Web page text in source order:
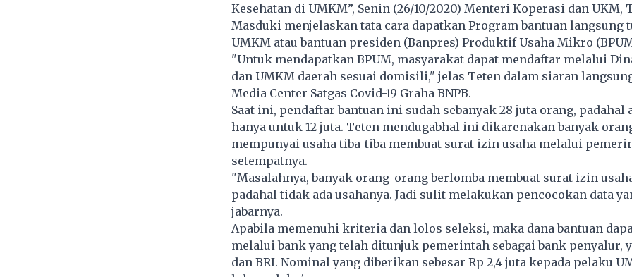
Kesehatan di UMKM”, Senin (26/10/2020) Menteri Koperasi dan UKM,
Masduki menjelaskan tata cara dapatkan Program bantuan langsung
UMKM atau bantuan presiden (Banpres) Produktif Usaha Mikro
"Untuk mendapatkan BPUM, masyarakat dapat mendaftar melalui
dan UMKM daerah sesuai domisili," jelas Teten dalam siaran
Media Center Satgas Covid-19 Graha BNPB.
Saat ini, pendaftar bantuan ini sudah sebanyak 28 juta orang, padahal
hanya untuk 12 juta. Teten mendugabhal ini dikarenakan banyak
mempunyai usaha tiba-tiba membuat surat izin usaha melalui
setempatnya.
"Masalahnya, banyak orang-orang berlomba membuat surat izin
padahal tidak ada usahanya. Jadi sulit melakukan pencocokan data
jabarnya.
Apabila memenuhi kriteria dan lolos seleksi, maka dana bantuan
melalui bank yang telah ditunjuk pemerintah sebagai bank penyalur,
dan BRI. Nominal yang diberikan sebesar Rp 2,4 juta kepada pelaku